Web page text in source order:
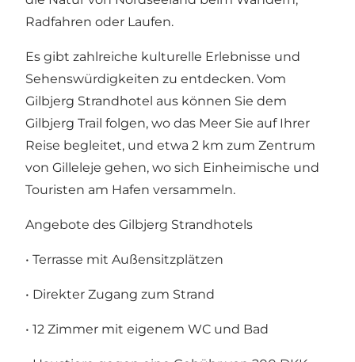
Radfahren oder Laufen.
Es gibt zahlreiche kulturelle Erlebnisse und
Sehenswürdigkeiten zu entdecken. Vom
Gilbjerg Strandhotel aus können Sie dem
Gilbjerg Trail folgen, wo das Meer Sie auf Ihrer
Reise begleitet, und etwa 2 km zum Zentrum
von Gilleleje gehen, wo sich Einheimische und
Touristen am Hafen versammeln.
Angebote des Gilbjerg Strandhotels
• Terrasse mit Außensitzplätzen
• Direkter Zugang zum Strand
• 12 Zimmer mit eigenem WC und Bad